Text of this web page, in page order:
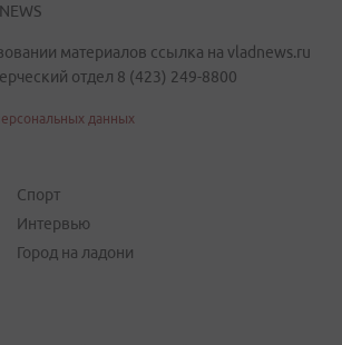
материалов ссылка на vladnews.ru
отдел 8 (423) 249-8800
данных
Спорт
Интервью
Город на ладони